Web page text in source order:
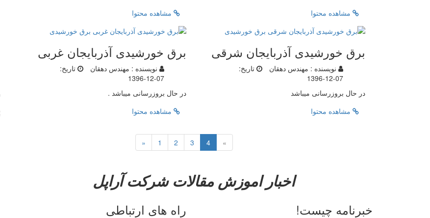
مشاهده محتوا
مشاهده محتوا
برق خورشیدی آذربایجان غربی
نویسنده : مهندس دهقان
تاریخ:
1396-12-07
در حال بروزرسانی میباشد .
مشاهده محتوا
برق خورشیدی آذربایجان شرقی
نویسنده : مهندس دهقان
تاریخ:
1396-12-07
در حال بروزرسانی میباشد
مشاهده محتوا
« 1 2 3 4 »
اخبار اموزش مقالات شرکت آراپل
راه های ارتباطی خبرنامه چیست!